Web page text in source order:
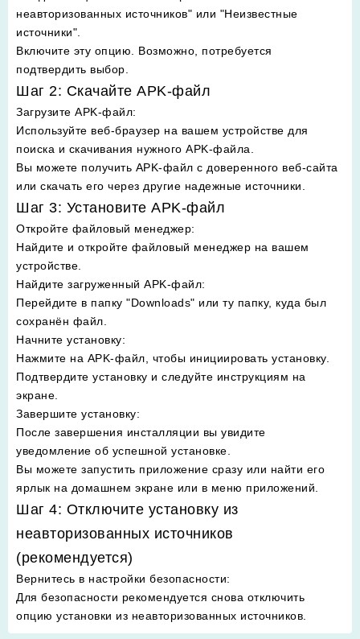
неавторизованных источников" или "Неизвестные
источники".
Включите эту опцию. Возможно, потребуется
подтвердить выбор.
Шаг 2: Скачайте APK-файл
Загрузите APK-файл:
Используйте веб-браузер на вашем устройстве для
поиска и скачивания нужного APK-файла.
Вы можете получить APK-файл с доверенного веб-сайта
или скачать его через другие надежные источники.
Шаг 3: Установите APK-файл
Откройте файловый менеджер:
Найдите и откройте файловый менеджер на вашем
устройстве.
Найдите загруженный APK-файл:
Перейдите в папку "Downloads" или ту папку, куда был
сохранён файл.
Начните установку:
Нажмите на APK-файл, чтобы инициировать установку.
Подтвердите установку и следуйте инструкциям на
экране.
Завершите установку:
После завершения инсталляции вы увидите
уведомление об успешной установке.
Вы можете запустить приложение сразу или найти его
ярлык на домашнем экране или в меню приложений.
Шаг 4: Отключите установку из
неавторизованных источников
(рекомендуется)
Вернитесь в настройки безопасности:
Для безопасности рекомендуется снова отключить
опцию установки из неавторизованных источников.